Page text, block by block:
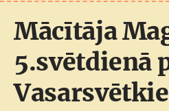
Mācītāja
5.svētdienā